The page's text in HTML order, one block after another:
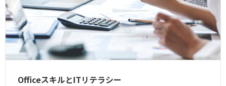
OfficeスキルとITリテラシー